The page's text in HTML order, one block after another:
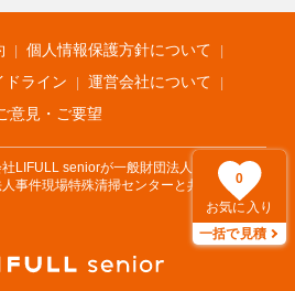
0
お気に入り
一括で見積
売却査定 不動産投資 アドバイザー
ンク 家賃相場 不動産会社
まちむすび
立ち情報
LIFULL HOME'S PRESS
タ 不動産転職
個人情報保護方針について
ドライン
運営会社について
意見・ご要望
LIFULL seniorが一般財団法人遺品整理士
事件現場特殊清掃センターと共同でサービ